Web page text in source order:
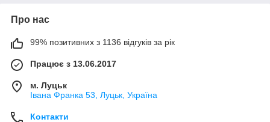
Про нас
99% позитивних з 1136 відгуків за рік
Працює з 13.06.2017
м. Луцьк
Івана Франка 53, Луцьк, Україна
Контакти